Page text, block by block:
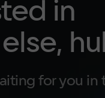
in
for you in